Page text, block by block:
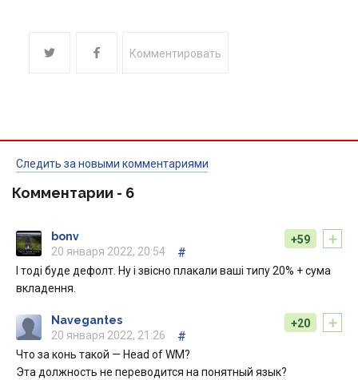
Комментировать
Следить за новыми комментариями
Комментарии - 6
+
+59
bonv
20 января 2022, 20:54
#
І тоді буде дефолт. Ну і звісно плакали ваші типу 20% + сума
вкладення.
+
+20
Navegantes
20 января 2022, 21:26
#
Что за конь такой — Head of WM?
Эта должность не переводится на понятный язык?